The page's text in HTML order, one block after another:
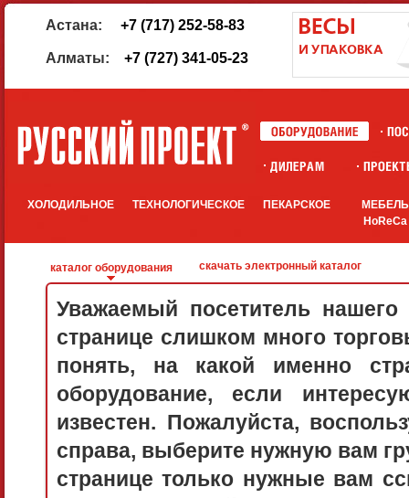
Астана: +7 (717) 252-58-83
Алматы: +7 (727) 341-05-23
ХОЛОДИЛЬНОЕ ТЕХНОЛОГИЧЕСКОЕ ПЕКАРСКОЕ
МЕБЕЛЬ
HoReCa
каталог оборудования скачать электронный каталог
Уважаемый посетитель
странице слишком много
понять, на какой именно
оборудование, если
известен. Пожалуйста,
справа, выберите нужную вам
странице только нужные вам